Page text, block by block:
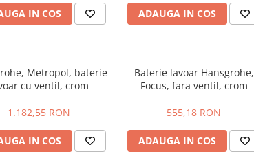
IN COS ADAUGA IN COS
Metropol, baterie
cu ventil, crom
1.182,55 RON
IN COS
Baterie lavoar Hansgrohe,
Focus, fara ventil, crom
555,18 RON
ADAUGA IN COS